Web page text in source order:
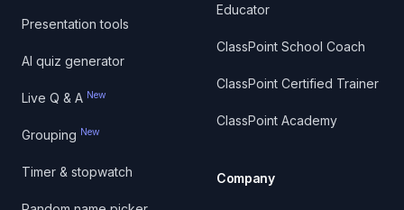
Presentation tools
AI quiz generator
Live Q & A New
Grouping New
Timer & stopwatch
Educator
ClassPoint School Coach
ClassPoint Certified Trainer
ClassPoint Academy
Company